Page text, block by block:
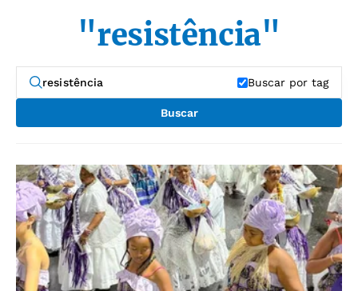
"resistência"
Buscar por tag
Buscar